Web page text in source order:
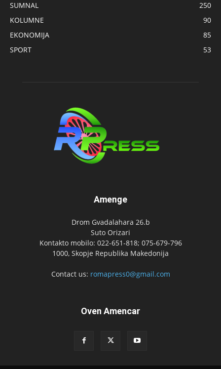
SUMNAL
250
KOLUMNE
90
EKONOMIJA
85
SPORT
53
Amenge
Drom Gvadalahara 26.b
Suto Orizari
Kontakto mobilo: 022-651-818; 075-679-796
1000, Skopje Republika Makedonija
Contact us: romapress0@gmail.com
Oven Amencar